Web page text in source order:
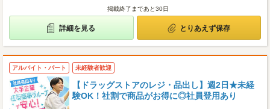
掲載終了まであと30日
詳細を見る とりあえず保存
アルバイト・パート 未経験者歓迎
【ドラッグストアのレジ・品出し】週2日★未経
験OK！社割で商品がお得に◎社員登用あり